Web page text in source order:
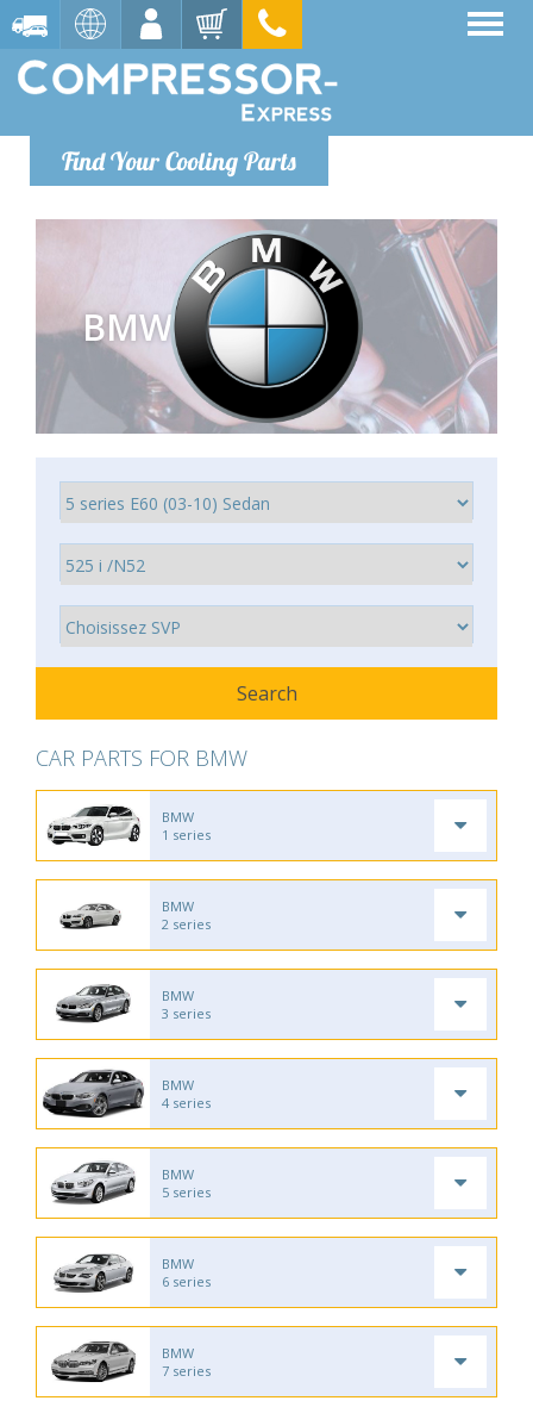
Find Your Cooling Parts
BMW
CAR PARTS FOR BMW
BMW
1 series
BMW
2 series
BMW
3 series
BMW
4 series
BMW
5 series
BMW
6 series
BMW
7 series